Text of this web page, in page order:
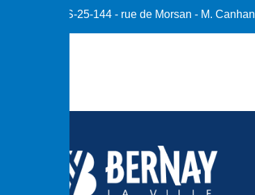
S-25-144 - rue de Morsan - M. Canhan